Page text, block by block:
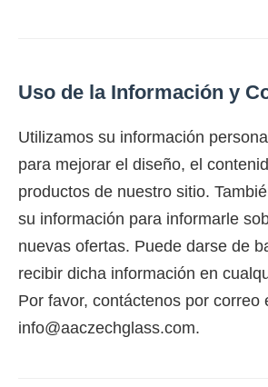
Uso de la Información y
Utilizamos su información
para mejorar el diseño, el
productos de nuestro sitio.
su información para informarle
nuevas ofertas. Puede darse de
recibir dicha información en
Por favor, contáctenos por correo
info@aaczechglass.com.